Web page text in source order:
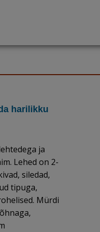
harilikku
ja
Lehed on 2-
siledad,
tipuga,
Mürdi